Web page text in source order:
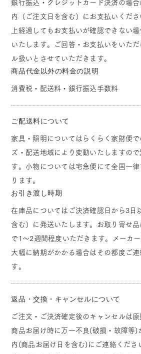
銀行振込・クレジットカード決済の場
内（ご注文日を含む）にお支払いくだ
上経過してもお支払いが確認できない
いたします。ご回答・お支払いをいた
ル扱いとさせていただきます。
商品代金以外の料金の説明
消費税・配送料・銀行振込手数料
ご配送料について
家具・照明についてはらくらく家財便
ズ・配送地域により変動いたしますの
す。小物については宅急便にて全国一
ります。
お引き渡し時期
在庫品についてはご決済確認日から3日
含む）に発送いたします。お取り寄せ
で1～2週間程度いただきます。メーカ
大幅に納期がかかる場合はその都度ご
す。
返品・交換・キャンセルについて
ご注文・ご決済確定後のキャンセルは原
商品お届け時に万一不良(破損・故障等)
内(商品お届け日を含む)にご連絡くださ